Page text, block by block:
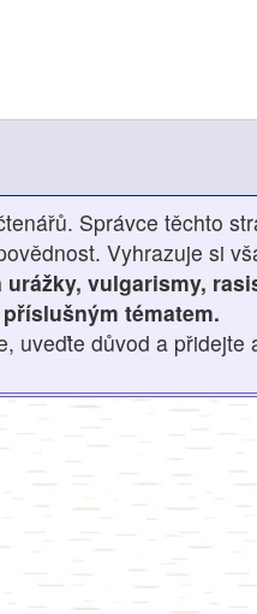
Správce těchto
Vyhrazuje si
vulgarismy,
tématem.
uveďte důvod a přidejte